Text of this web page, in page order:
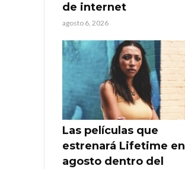
de internet
agosto 6, 2026
Las películas que
estrenará Lifetime en
agosto dentro del